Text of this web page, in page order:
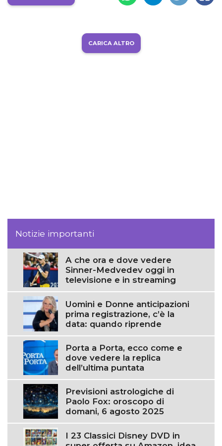
CARICA ALTRO
Notizie importanti
A che ora e dove vedere
Sinner-Medvedev oggi in
televisione e in streaming
Uomini e Donne anticipazioni
prima registrazione, c’è la
data: quando riprende
Porta a Porta, ecco come e
dove vedere la replica
dell’ultima puntata
Previsioni astrologiche di
Paolo Fox: oroscopo di
domani, 6 agosto 2025
I 23 Classici Disney DVD in